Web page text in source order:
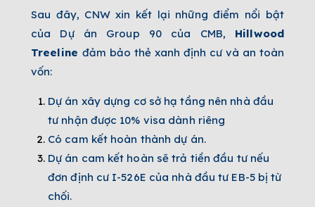
Sau đây, CNW xin kết lại những điểm nổi bật
của Dự án Group 90 của CMB, Hillwood
Treeline đảm bảo thẻ xanh định cư và an toàn
vốn:
Dự án xây dựng cơ sở hạ tầng nên nhà đầu
tư nhận được 10% visa dành riêng
Có cam kết hoàn thành dự án.
Dự án cam kết hoàn sẽ trả tiền đầu tư nếu
đơn định cư I-526E của nhà đầu tư EB-5 bị từ
chối.